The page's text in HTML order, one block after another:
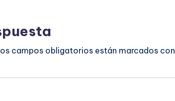
campos obligatorios están marcados con